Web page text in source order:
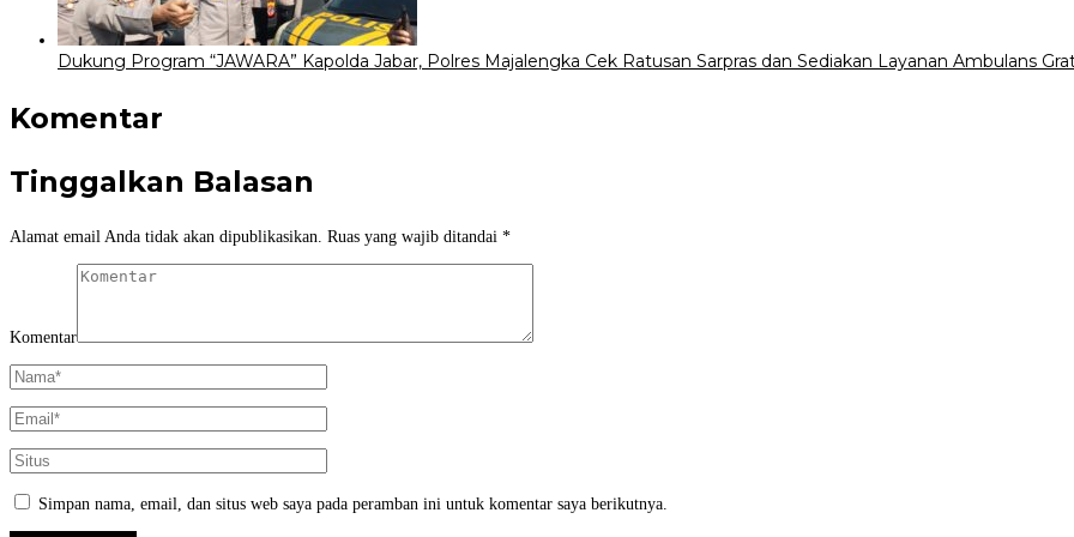
Dukung Program “JAWARA” Kapolda Jabar, Polres Majalengka Cek Ratusan Sarpras dan Sediakan Layanan Ambulans
Komentar
Tinggalkan Balasan
Alamat email Anda tidak akan dipublikasikan. Ruas yang wajib ditandai *
Komentar
Simpan nama, email, dan situs web saya pada peramban ini untuk komentar saya berikutnya.